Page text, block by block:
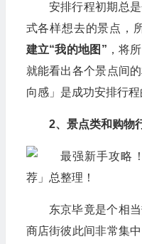
安排行程初期总
式各样想去的景点，
建立“我的地图” ，将
就能看出各个景点间
向感」是成功安排行程
2、景点类和购物
东京毕竟是个相
商店街彼此间非常集